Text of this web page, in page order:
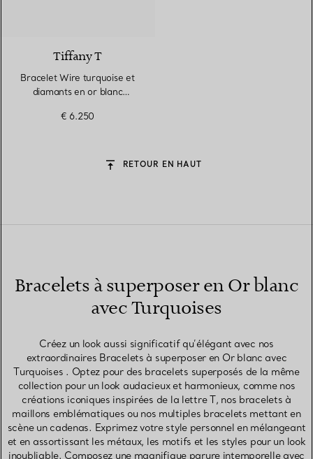
Tiffany T
Bracelet Wire turquoise et
diamants en or blanc
€ 6.250
RETOUR EN HAUT
Bracelets à superposer en Or blanc
avec Turquoises
Créez un look aussi significatif qu’élégant avec nos
extraordinaires Bracelets à superposer en Or blanc avec
Turquoises . Optez pour des bracelets superposés de la même
collection pour un look audacieux et harmonieux, comme nos
créations iconiques inspirées de la lettre T, nos bracelets à
maillons emblématiques ou nos multiples bracelets mettant en
scène un cadenas. Exprimez votre style personnel en mélangeant
et en assortissant les métaux, les motifs et les styles pour un look
inoubliable. Composez une magnifique parure intemporelle avec